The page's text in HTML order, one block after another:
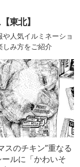
東北】
人気イルミネーショ
しみ方をご紹介
スのチキン”重なる
ルに「かわいそ